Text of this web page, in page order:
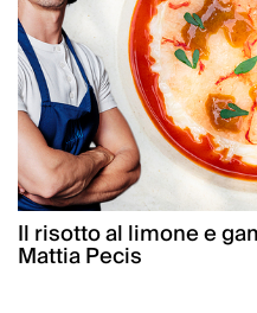
Il risotto al limone e
Mattia Pecis